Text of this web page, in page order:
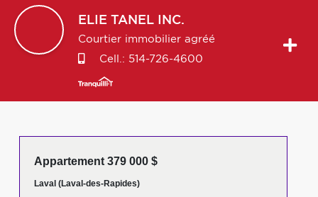
ELIE TANEL INC.
Courtier immobilier agréé
Cell.: 514-726-4600
Appartement 379 000 $
Laval (Laval-des-Rapides)